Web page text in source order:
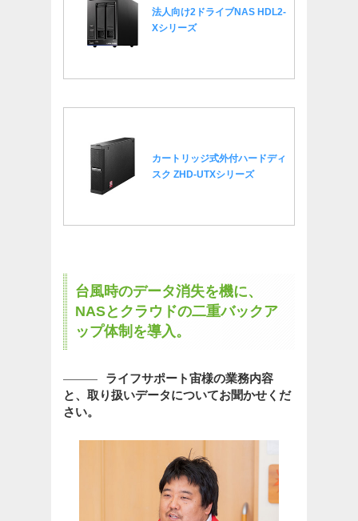
法人向け2ドライブNAS HDL2-
Xシリーズ
カートリッジ式外付ハードディ
スク ZHD-UTXシリーズ
台風時のデータ消失を機に、
NASとクラウドの二重バックア
ップ体制を導入。
ライフサポート宙様の業務内容
と、取り扱いデータについてお聞かせくだ
さい。